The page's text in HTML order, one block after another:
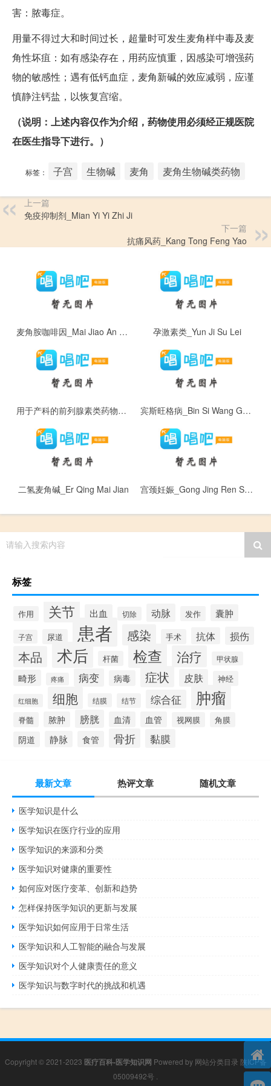
害：脓毒症。
用量不得过大和时间过长，超量时可发生麦角样中毒及麦
角性坏疽：如有感染存在，用药应慎重，因感染可增强药
物的敏感性；遇有低钙血症，麦角新碱的效应减弱，应谨
慎静注钙盐，以恢复宫缩。
（说明：上述内容仅作为介绍，药物使用必须经正规医院
在医生指导下进行。）
标签： 子宫 生物碱 麦角 麦角生物碱类药物
上一篇
免疫抑制剂_Mian Yi Yi Zhi Ji
下一篇
抗痛风药_Kang Tong Feng Yao
麦角胺咖啡因_Mai Jiao An Ka Fei Yin 孕激素类_Yun Ji Su Lei
用于产科的前列腺素类药物_Yong Yu Chan Ke De Qian Lie Xian Su Lei Yao Wu 宾斯旺格病_Bin Si Wang Ge Bing
二氢麦角碱_Er Qing Mai Jian 宫颈妊娠_Gong Jing Ren Shen
请输入搜索内容
标签
作用 关节 出血 切除 动脉 发作 囊肿
子宫 尿道 患者 感染 手术 抗体 损伤
本品 术后 杆菌 检查 治疗 甲状腺
畸形 疼痛 病变 病毒 症状 皮肤 神经
红细胞 细胞 结膜 结节 综合征 肿瘤
脊髓 脓肿 膀胱 血清 血管 视网膜 角膜
阴道 静脉 食管 骨折 黏膜
最新文章 热评文章 随机文章
医学知识是什么
医学知识在医疗行业的应用
医学知识的来源和分类
医学知识对健康的重要性
如何应对医疗变革、创新和趋势
怎样保持医学知识的更新与发展
医学知识如何应用于日常生活
医学知识和人工智能的融合与发展
医学知识对个人健康责任的意义
医学知识与数字时代的挑战和机遇
Copyright © 2021-2023 医疗百科-医学知识网 Powered by 网站分类目录 陕ICP备
05009492号